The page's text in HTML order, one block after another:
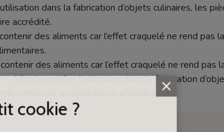
dans la fabrication d’objets culinaires, les
accrédité.
des aliments car l’effet craquelé ne rend pas
des aliments car l’effet craquelé ne rend pas
de certifier l’utilisation dans la fabrication
effectuée en laboratoire accrédité.
cookie ?